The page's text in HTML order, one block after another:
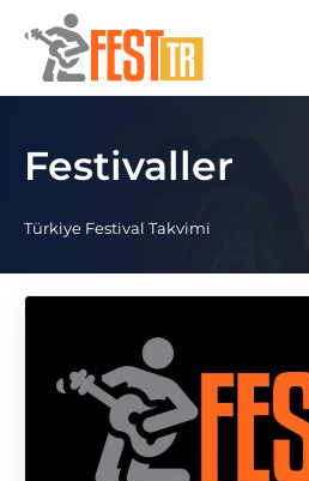
Ana içeriğe atla
Festivaller
Türkiye Festival Takvimi